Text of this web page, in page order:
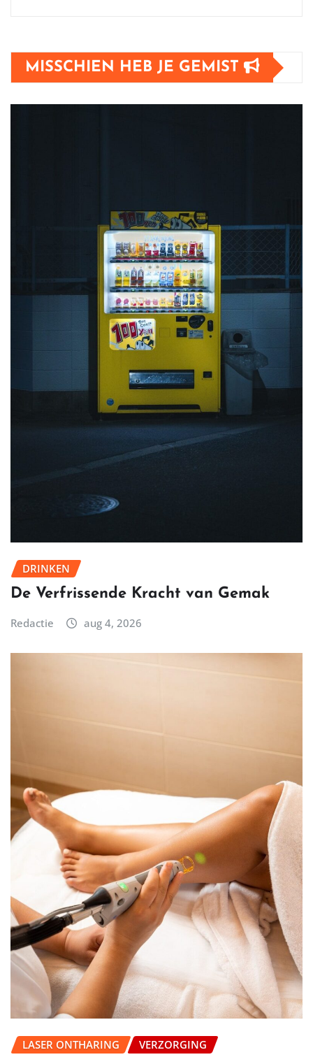
MISSCHIEN HEB JE GEMIST
DRINKEN
De Verfrissende Kracht van Gemak
Redactie aug 4, 2026
LASER ONTHARING VERZORGING